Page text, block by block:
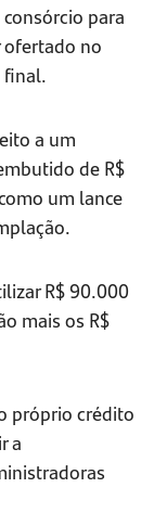
para
ofertado no
final.
a um
de R$
um lance
R$ 90.000
mais os R$
próprio crédito
a